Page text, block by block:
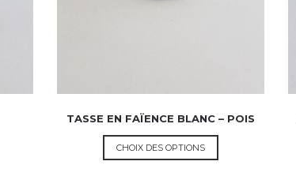
TASSE EN FAÏENCE BLANC – POIS
CHOIX DES OPTIONS